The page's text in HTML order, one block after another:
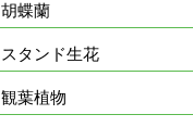
胡蝶蘭
スタンド生花
観葉植物